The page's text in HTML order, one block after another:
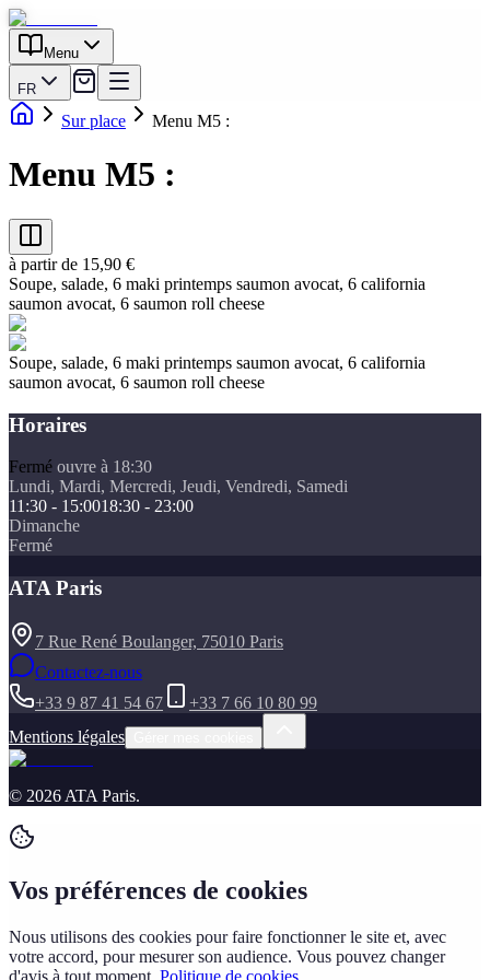
Menu
FR
Sur place Menu M5 :
Menu M5 :
à partir de 15,90 €
Soupe, salade, 6 maki printemps saumon avocat, 6 california
saumon avocat, 6 saumon roll cheese
Soupe, salade, 6 maki printemps saumon avocat, 6 california
saumon avocat, 6 saumon roll cheese
Horaires
Fermé ouvre à 18:30
Lundi, Mardi, Mercredi, Jeudi, Vendredi, Samedi
11:30 - 15:0018:30 - 23:00
Dimanche
Fermé
ATA Paris
7 Rue René Boulanger, 75010 Paris
Contactez-nous
+33 9 87 41 54 67
+33 7 66 10 80 99
Mentions légales
© 2026 ATA Paris.
Vos préférences de cookies
Nous utilisons des cookies pour faire fonctionner le site et, avec
votre accord, pour mesurer son audience. Vous pouvez changer
d'avis à tout moment. Politique de cookies